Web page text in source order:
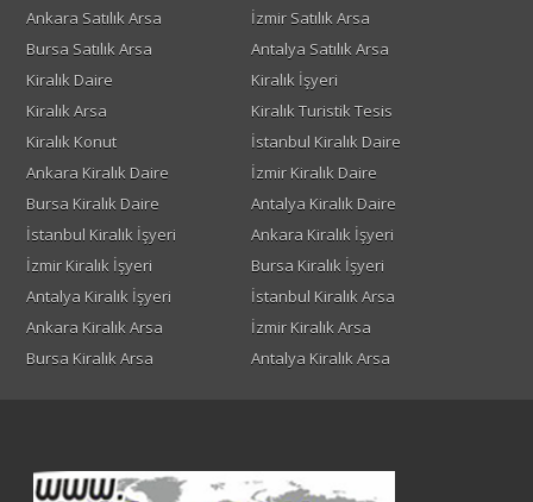
Ankara Satılık Arsa
İzmir Satılık Arsa
Bursa Satılık Arsa
Antalya Satılık Arsa
Kiralık Daire
Kiralık İşyeri
Kiralık Arsa
Kiralık Turistik Tesis
Kiralık Konut
İstanbul Kiralık Daire
Ankara Kiralık Daire
İzmir Kiralık Daire
Bursa Kiralık Daire
Antalya Kiralık Daire
İstanbul Kiralık İşyeri
Ankara Kiralık İşyeri
İzmir Kiralık İşyeri
Bursa Kiralık İşyeri
Antalya Kiralık İşyeri
İstanbul Kiralık Arsa
Ankara Kiralık Arsa
İzmir Kiralık Arsa
Bursa Kiralık Arsa
Antalya Kiralık Arsa